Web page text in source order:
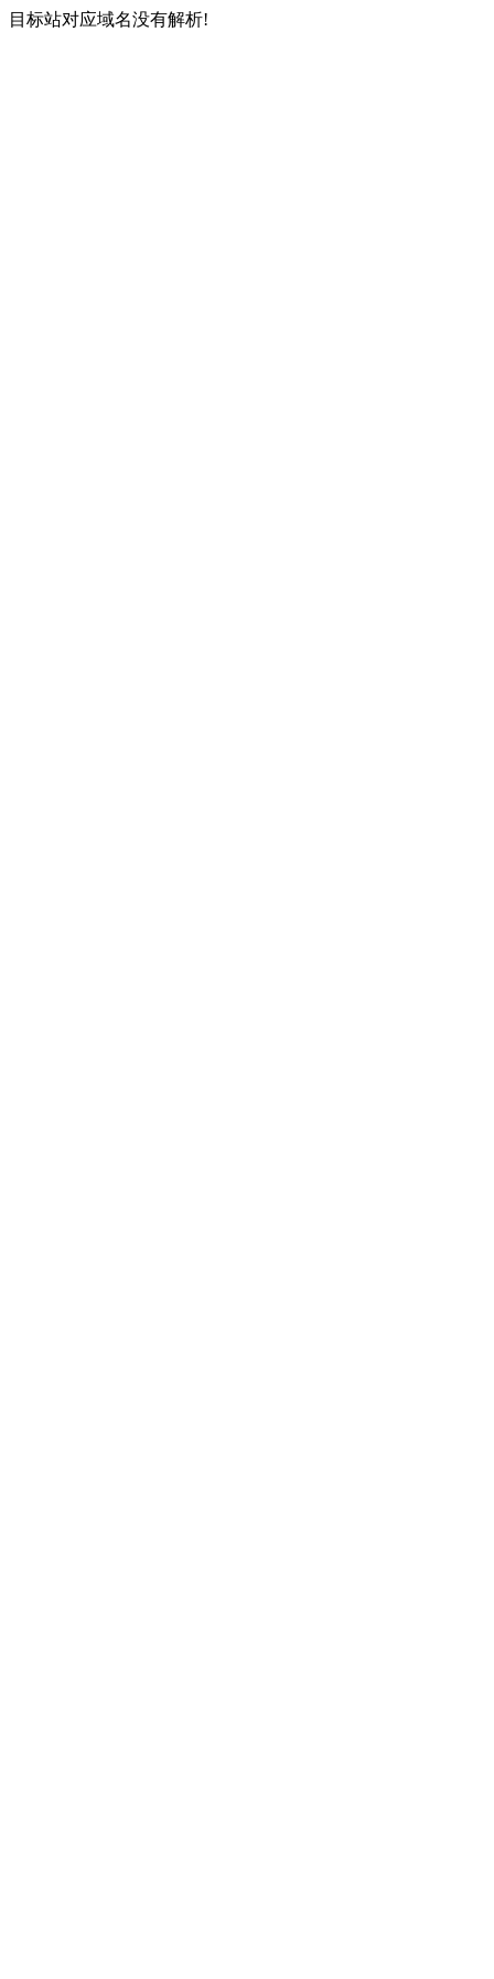
目标站对应域名没有解析!